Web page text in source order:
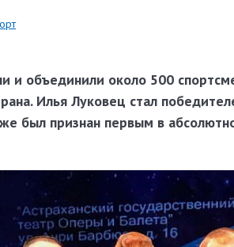
и объединили около 500
Илья Луковец стал
был признан первым в